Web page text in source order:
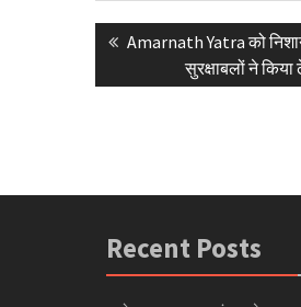
Post
navigation
Previous
Amarnath Yatra को
सुरक्षाबलों ने
Recent Posts